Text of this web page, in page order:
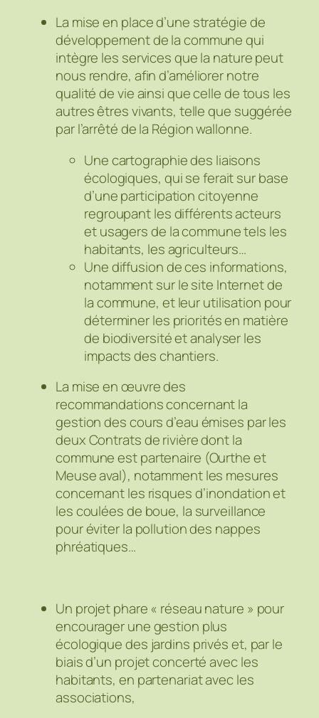
La mise en place d’une stratégie de
développement de la commune qui
intègre les services que la nature peut
nous rendre, afin d’améliorer notre
qualité de vie ainsi que celle de tous les
autres êtres vivants, telle que suggérée
par l’arrêté de la Région wallonne.
Une cartographie des liaisons
écologiques, qui se ferait sur base
d’une participation citoyenne
regroupant les différents acteurs
et usagers de la commune tels les
habitants, les agriculteurs…
Une diffusion de ces informations,
notamment sur le site Internet de
la commune, et leur utilisation pour
déterminer les priorités en matière
de biodiversité et analyser les
impacts des chantiers.
La mise en œuvre des
recommandations concernant la
gestion des cours d’eau émises par les
deux Contrats de rivière dont la
commune est partenaire (Ourthe et
Meuse aval), notamment les mesures
concernant les risques d’inondation et
les coulées de boue, la surveillance
pour éviter la pollution des nappes
phréatiques…
Un projet phare « réseau nature » pour
encourager une gestion plus
écologique des jardins privés et, par le
biais d’un projet concerté avec les
habitants, en partenariat avec les
associations,